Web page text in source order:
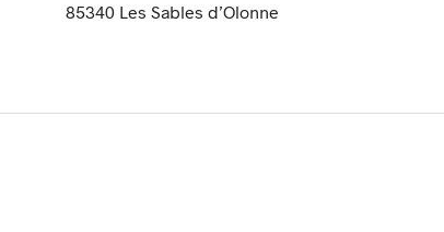
85340 Les Sables d’Olonne